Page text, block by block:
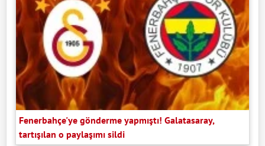
Fenerbahçe'ye gönderme yapmıştı! Galatasaray,
tartışılan o paylaşımı sildi